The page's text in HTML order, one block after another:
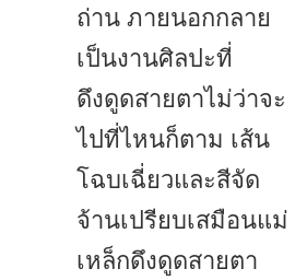
ถ่าน ภายนอกกลาย
เป็นงานศิลปะที่
ดึงดูดสายตาไม่ว่าจะ
ไปที่ไหนก็ตาม เส้น
โฉบเฉี่ยวและสีจัด
จ้านเปรียบเสมือนแม่
เหล็กดึงดูดสายตา